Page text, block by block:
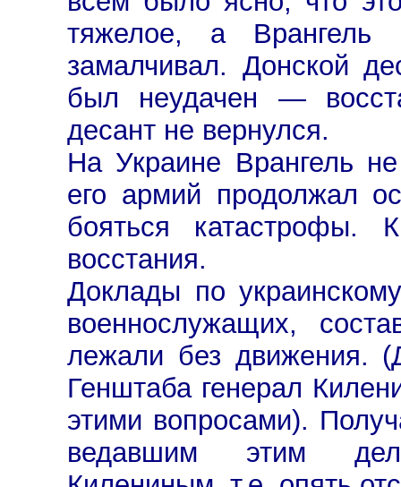
тяжелое, а Врангель
замалчивал. Донской
был неудачен —
десант не вернулся.
На Украине Врангель
его армий продолжал
бояться катастрофы.
восстания.
Доклады по
военнослужащих,
лежали без движения.
Генштаба генерал
этими вопросами).
ведавшим этим